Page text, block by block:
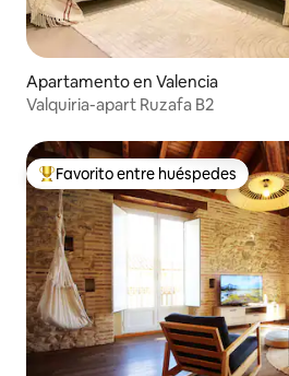
Apartamento en Valencia
Valquiria-apart Ruzafa B2
Favorito entre huéspedes preferido
Favorito entre huéspedes